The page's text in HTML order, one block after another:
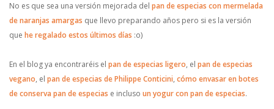
No es que sea una versión mejorada del pan de especias con mermelada
de naranjas amargas que llevo preparando años pero si es la versión
que he regalado estos últimos días :o)
En el blog ya encontraréis el pan de especias ligero, el pan de especias
vegano, el pan de especias de Philippe Conticini, cómo envasar en botes
de conserva pan de especias e incluso un yogur con pan de especias.